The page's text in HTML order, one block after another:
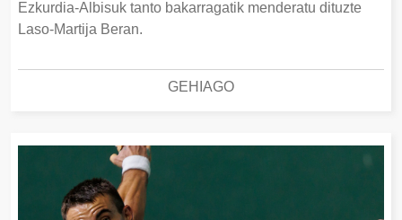
Ezkurdia-Albisuk tanto bakarragatik menderatu dituzte
Laso-Martija Beran.
GEHIAGO